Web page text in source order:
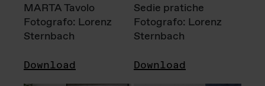
MARTA Tavolo
Fotografo: Lorenz
Sternbach
Download
Sedie pratiche
Fotografo: Lorenz
Sternbach
Download